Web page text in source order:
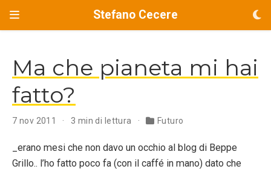
Stefano Cecere
Ma che pianeta mi hai
fatto?
7 nov 2011 3 min di lettura Futuro
_erano mesi che non davo un occhio al blog di Beppe
Grillo.. l’ho fatto poco fa (con il caffé in mano) dato che